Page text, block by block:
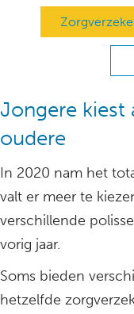
Jongere kiest
oudere
In 2020 nam het
valt er meer te
verschillende
vorig jaar.
Soms bieden
hetzelfde